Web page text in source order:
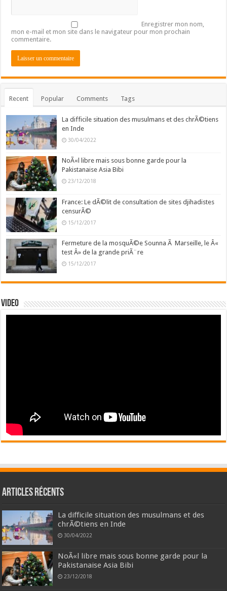
Enregistrer mon nom,
mon e-mail et mon site dans le navigateur pour mon prochain
commentaire.
Recent Popular Comments Tags
La difficile situation des musulmans et des chrÃ©tiens
en Inde
30/04/2022
NoÃ«l libre mais sous bonne garde pour la
Pakistanaise Asia Bibi
23/12/2018
France: Le dÃ©lit de consultation de sites djihadistes
censurÃ©
15/12/2017
Fermeture de la mosquÃ©e Sounna Ã Marseille, le Â«
test Â» de la grande priÃ¨re
15/12/2017
Video
Articles récents
La difficile situation des musulmans et des
chrÃ©tiens en Inde
30/04/2022
NoÃ«l libre mais sous bonne garde pour la
Pakistanaise Asia Bibi
23/12/2018